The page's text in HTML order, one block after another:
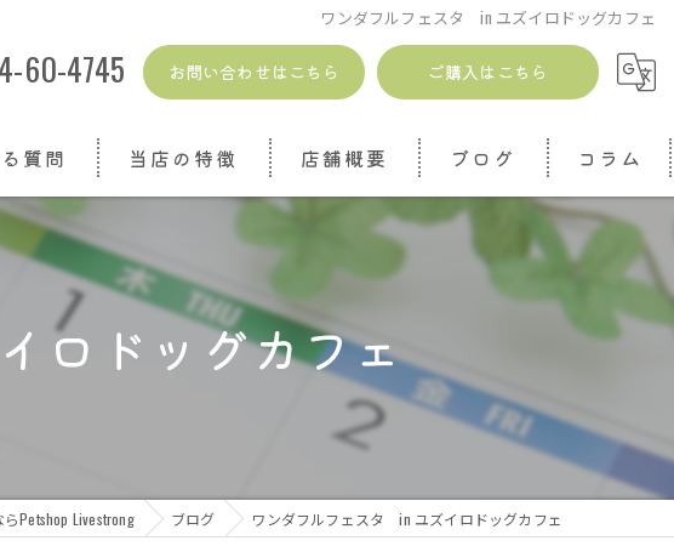
ワンダフルフェスタ in ユズイロドッグカフェ
60-4745 お問い合わせはこちら ご購入はこちら
質問 当店の特徴
無添加
ドッグトリーツ
店舗概要 ブログ コラム
ロドッグカフェ
Petshop Livestrong ブログ ワンダフルフェスタ in ユズイロドッグカフェ